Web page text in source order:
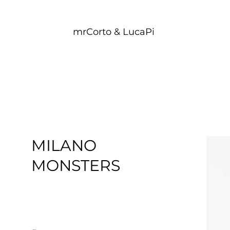
mrCorto & LucaPi
MILANO
MONSTERS